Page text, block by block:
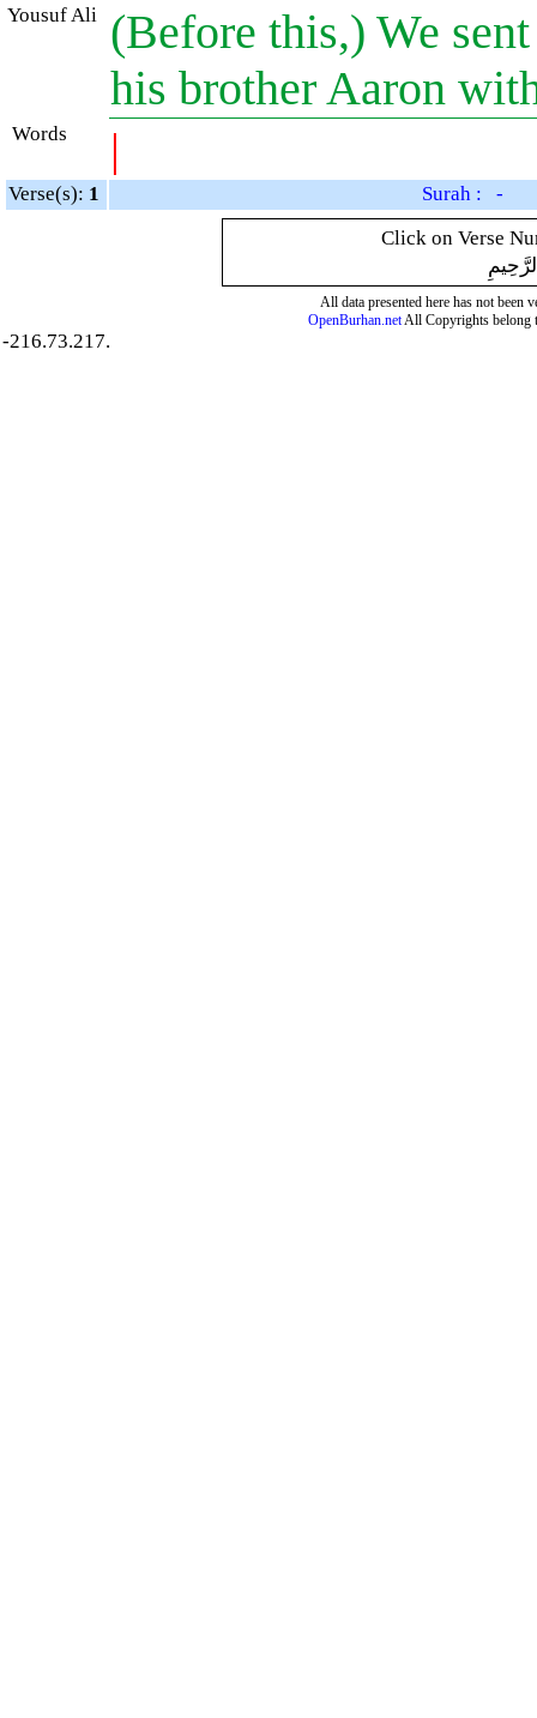
Yousuf Ali
(Before this,) We
his brother Aaron
Words |
Verse(s): 1
Surah : -
Click on Verse
All data presented here has not been
OpenBurhan.netAll Copyrights belong
-216.73.217.